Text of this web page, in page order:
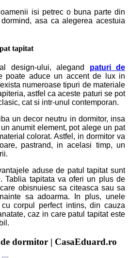
isi petrec o buna parte din
asa ca alegerea acestuia
tapitat
design-ului, alegand paturi de
poate aduce un accent de lux in
numeroase tipuri de materiale
astfel ca aceste paturi se pot
cat si intr-unul contemporan.
un decor neutru in dormitor, insa
anumit element, pot alege un pat
colorat. Astfel, in dormitor va
pastrand, in acelasi timp, un
aduse de patul tapitat sunt
Tablia tapitata va oferi un plus de
obisnuiesc sa citeasca sau sa
sa adoarma. In plus, unele
corpul perfect intins, din cauza
caz in care patul tapitat este
dormitor | CasaEduard.ro